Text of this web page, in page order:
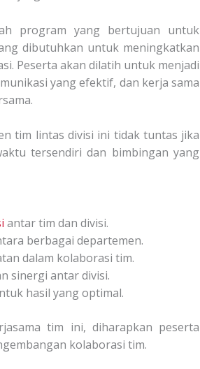
program yang bertujuan untuk
dibutuhkan untuk meningkatkan
Peserta akan dilatih untuk menjadi
yang efektif, dan kerja sama
tim lintas divisi ini tidak tuntas jika
tersendiri dan bimbingan yang
antar tim dan divisi.
berbagai departemen.
dalam kolaborasi tim.
sinergi antar divisi.
hasil yang optimal.
tim ini, diharapkan peserta
kolaborasi tim.